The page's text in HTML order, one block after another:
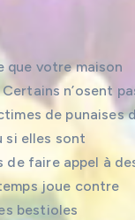
que votre maison
n’osent
de punaises
si elles sont
de faire appel à
joue contre
bestioles